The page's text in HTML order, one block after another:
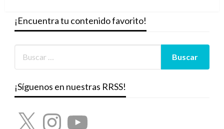
¡Encuentra tu contenido favorito!
¡Síguenos en nuestras RRSS!
X InstagramYouTube